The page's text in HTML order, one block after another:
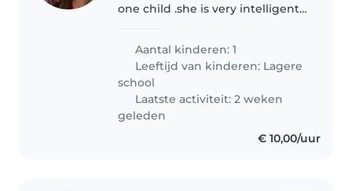
one child .she is very intelligent
Aantal kinderen: 1
Leeftijd van kinderen: Lagere
school
Laatste activiteit: 2 weken
geleden
€ 10,00/uur